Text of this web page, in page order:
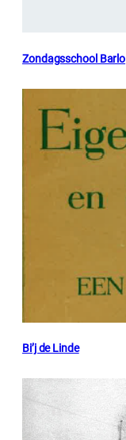
Zondagsschool Barlo
Bi’j de Linde